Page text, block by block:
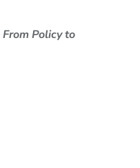
From Policy to